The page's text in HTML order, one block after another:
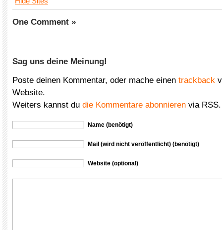
One Comment »
Sag uns deine Meinung!
Poste deinen Kommentar, oder mache einen trackback
Website.
Weiters kannst du die Kommentare abonnieren via RSS.
Name (benötigt)
Mail (wird nicht veröffentlicht) (benötigt)
Website (optional)